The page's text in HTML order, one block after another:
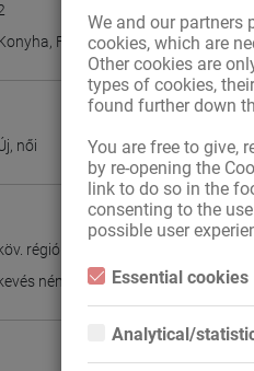
We and our partners
cookies, which are
Other cookies are
types of cookies,
found further down
You are free to give,
by re-opening the
link to do so in the
consenting to the
possible user
Essential cookies
Essential cookies are
properly without these
Analytical/
Analytical or statistical
, Fürdőszoba
, női
köv. régióból:
kevés némettudás